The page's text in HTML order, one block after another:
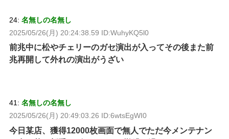
24: 名無しの名無し
2025/05/26(月) 20:24:38.59 ID:WuhyKQ5l0
前兆中に松やチェリーのガセ演出が入ってその後また前
兆再開して外れの演出がうざい
41: 名無しの名無し
2025/05/26(月) 20:49:03.26 ID:6wtsEgWI0
今日某店、獲得12000枚画面で無人でただ今メンテナン